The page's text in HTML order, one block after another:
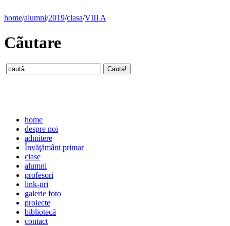
home/alumni/2019/clasa/VIII A
Cãutare
home
despre noi
admitere
Învăţământ primar
clase
alumni
profesori
link-uri
galerie foto
proiecte
bibliotecă
contact